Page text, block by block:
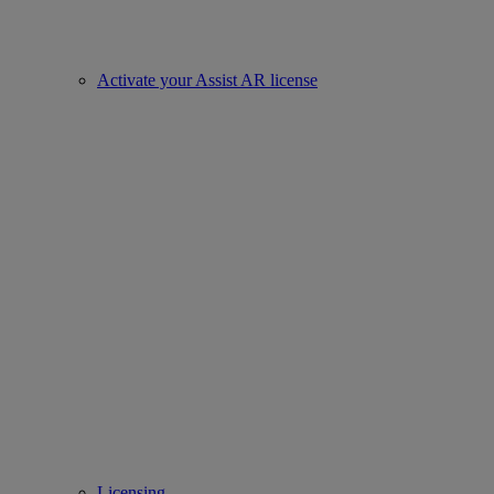
Activate your Assist AR license